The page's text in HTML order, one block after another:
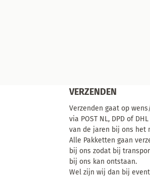
VERZENDEN
Verzenden gaat op
via POST NL, DPD of
van de jaren bij ons het
Alle Pakketten gaan
bij ons zodat bij
bij ons kan ontstaan.
Wel zijn wij dan bij